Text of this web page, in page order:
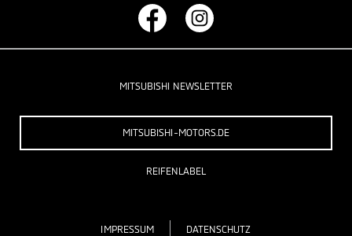
MITSUBISHI NEWSLETTER
MITSUBISHI-MOTORS.DE
REIFENLABEL
IMPRESSUM
DATENSCHUTZ